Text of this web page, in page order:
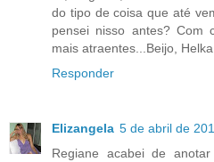
do tipo de coisa que até
pensei nisso antes? Com
mais atraentes...Beijo, Helka
Responder
Elizangela 5 de abril de
Regiane acabei de